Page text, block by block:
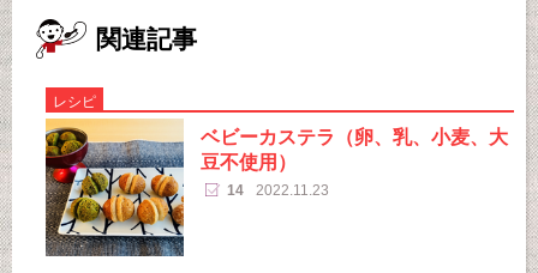
関連記事
レシピ
ベビーカステラ（卵、乳、小麦、大
豆不使用）
14 2022.11.23